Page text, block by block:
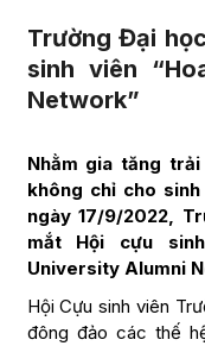
Trường Đại
sinh viên
Network”
Nhằm gia tăng
không chỉ cho
ngày 17/9/2022,
mắt Hội cựu
University Alumni
Hội Cựu sinh viên
đông đảo các thế